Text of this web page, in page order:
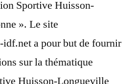
Sportive Huisson-
». Le site
a pour but de fournir
sur la thématique
Huisson-Longueville